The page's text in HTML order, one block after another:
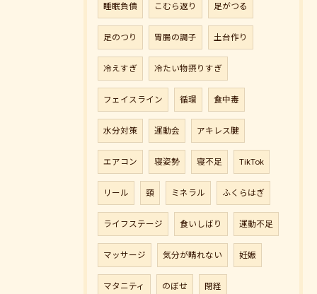
睡眠負債 こむら返り 足がつる
足のつり 胃腸の調子 土台作り
冷えすぎ 冷たい物摂りすぎ
フェイスライン 循環 食中毒
水分対策 運動会 アキレス腱
エアコン 寝姿勢 寝不足 TikTok
リール 頸 ミネラル ふくらはぎ
ライフステージ 食いしばり 運動不足
マッサージ 気分が晴れない 妊娠
マタニティ のぼせ 閉経